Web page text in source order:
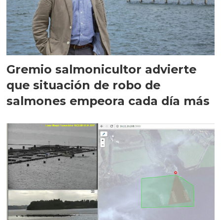
Gremio salmonicultor advierte
que situación de robo de
salmones empeora cada día más